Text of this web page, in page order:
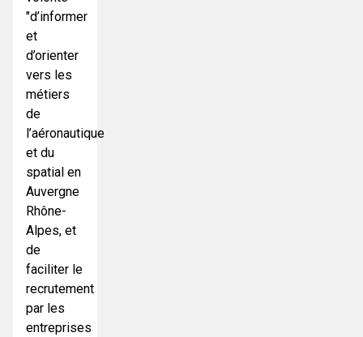
"d’informer
et
d’orienter
vers les
métiers
de
l’aéronautique
et du
spatial en
Auvergne
Rhône-
Alpes, et
de
faciliter le
recrutement
par les
entreprises